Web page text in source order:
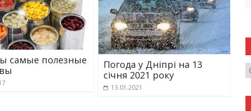
самые полезные
Погода у Дніпрі на 13
січня 2021 року
13.01.2021